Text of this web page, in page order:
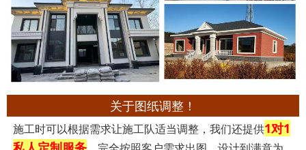
关于图纸调整！
施工时可以根据需求让施工队适当调整，我们还提供1对1